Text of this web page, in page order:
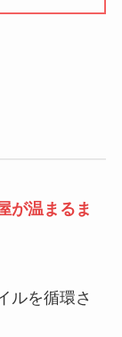
が温まるま
ルを循環さ